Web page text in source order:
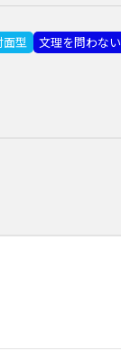
面型 文理を問わない